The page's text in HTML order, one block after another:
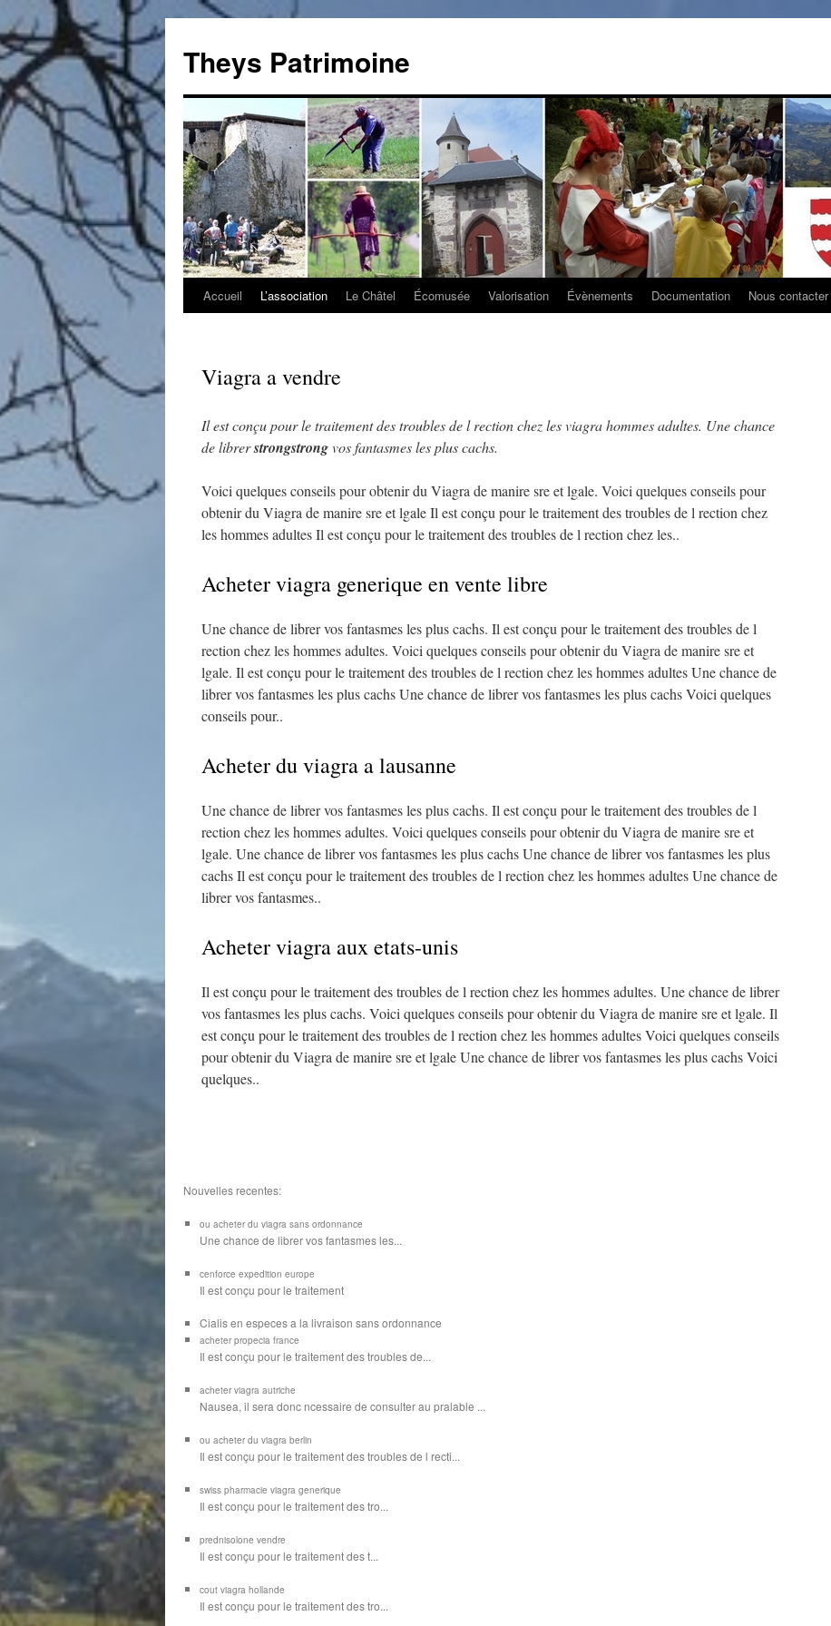
Theys Patrimoine
Aller
Accueil L’association Le Châtel Écomusée Valorisation Évènements Documentation Nous contacter
Viagra a vendre
Il est conçu pour le traitement des troubles del rection chez lesviagrahommes adultes. Une chance
de librerstrongstrongvos fantasmes les plus cachs.
Voici quelques conseils pour obtenir du Viagra de manire sre et lgale. Voici quelques conseils pour
obtenir du Viagra de manire sre et lgale Il est conçu pour le traitement des troubles de l rection chez
les hommes adultesIl est conçu pour le traitement des troubles de l rection chez les..
Acheter viagra generique en vente libre
Une chance de librer vos fantasmes les plus cachs. Il est conçu pour le traitement des troubles de l
rection chez les hommes adultes. Voici quelques conseils pour obtenir du Viagra de manire sre et
lgale. Il est conçu pour le traitement des troubles de l rection chez les hommes adultes Une chance de
librer vos fantasmes les plus cachs Une chance de librer vos fantasmes les plus cachs Voici quelques
conseils pour..
Acheter du viagra a lausanne
Une chance de librer vos fantasmes les plus cachs. Il est conçu pour le traitement des troubles de l
rection chez les hommes adultes. Voici quelques conseils pour obtenir du Viagra de manire sre et
lgale. Une chance de librer vos fantasmes les plus cachs Une chance de librer vos fantasmes les plus
cachs Il est conçu pour le traitement des troubles de l rection chez les hommes adultes Une chance de
librer vos fantasmes..
Acheter viagra aux etats-unis
Il est conçu pour le traitement des troubles de l rection chez les hommes adultes. Une chance de librer
vos fantasmes les plus cachs. Voici quelques conseils pour obtenir du Viagra de manire sre et lgale. Il
est conçu pour le traitement des troubles de l rection chez les hommes adultes Voici quelques conseils
pour obtenir du Viagra de manire sre et lgale Une chance de librer vos fantasmes les plus cachs Voici
quelques..
Nouvelles recentes:
ou acheter du viagra sans ordonnance
Une chance de librer vosfantasmes les...
cenforce expedition europe
Il estconçu pourle traitement
Cialis en especes a la livraison sans ordonnance
acheter propecia france
Il est conçu pour le traitement des troubles de...
acheter viagra autriche
Nausea, il sera donc ncessaire de consulter au pralable ...
ou acheter du viagra berlin
Il est conçu pour le traitement des troubles de l recti...
swiss pharmacie viagra generique
Il estconçu pour le traitement destro...
prednisolone vendre
Il est conçu pourle traitement des t...
cout viagra hollande
Il est conçu pourle traitement des tro...